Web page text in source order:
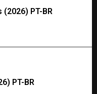
PT-BR
PT-BR